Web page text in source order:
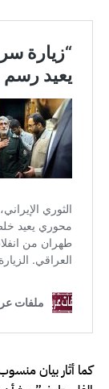
كما أثار بيان